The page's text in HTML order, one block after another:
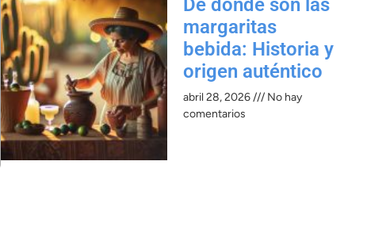
De donde son las
margaritas
bebida: Historia y
origen auténtico
abril 28, 2026
No hay
comentarios